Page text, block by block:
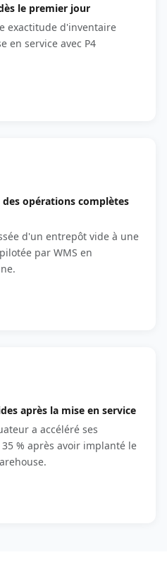
le premier jour
exactitude d'inventaire
en service avec P4
opérations complètes
d'un entrepôt vide à une
par WMS en
après la mise en service
a accéléré ses
% après avoir implanté le